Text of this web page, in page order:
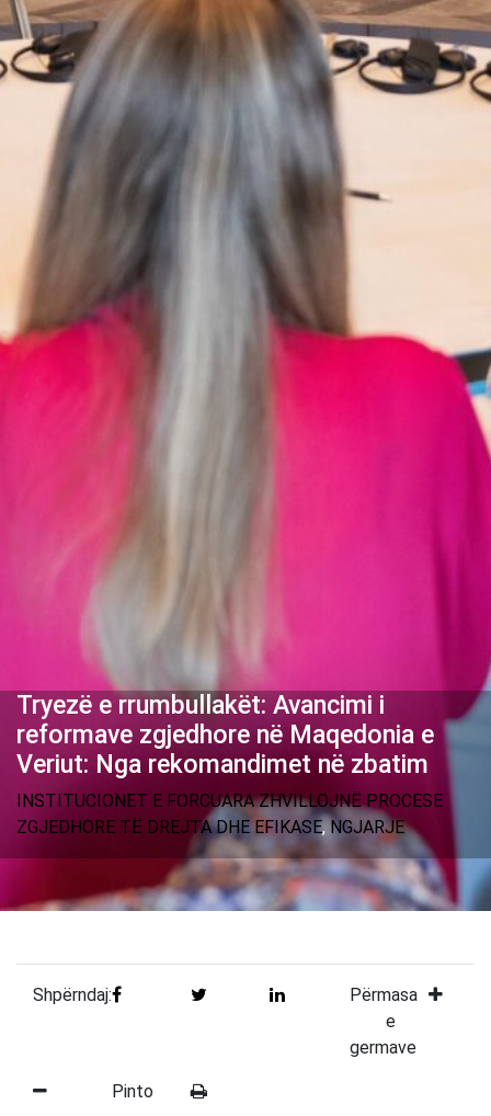
Tryezë e rrumbullakët: Avancimi i
reformave zgjedhore në Maqedonia e
Veriut: Nga rekomandimet në zbatim
INSTITUCIONET E FORCUARA ZHVILLOJNË PROCESE
ZGJEDHORE TË DREJTA DHE EFIKASE, NGJARJE
Shpërndaj:
Përmasa
e
germave
Pinto